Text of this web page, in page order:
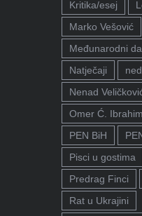
Kritika/esej
Marko Vešović
Međunarodni
Natječaji
Nenad
Omer Ć.
PEN BiH
Pisci u gostima
Predrag Finci
Rat u Ukrajini